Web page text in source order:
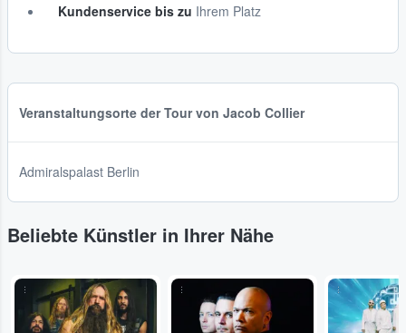
Kundenservice bis zu Ihrem Platz
Veranstaltungsorte der Tour von Jacob Collier
Admiralspalast Berlin
Beliebte Künstler in Ihrer Nähe
... ... ...